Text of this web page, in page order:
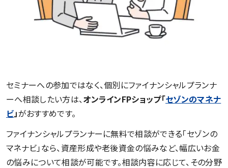
セミナーへの参加ではなく、個別にファイナンシャルプランナ
ーへ相談したい方は、オンラインFPショップ「セゾンのマネナ
ビ」がおすすめです。
ファイナンシャルプランナーに無料で相談ができる「セゾンの
マネナビ」なら、資産形成や老後資金の悩みなど、幅広いお金
の悩みについて相談が可能です。相談内容に応じて、その分野